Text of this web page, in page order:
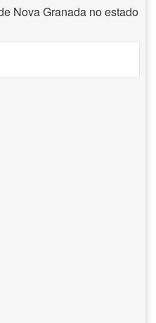
Nova Granada no estado